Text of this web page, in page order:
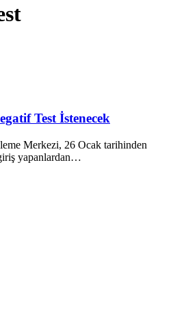
Test İstenecek
Merkezi, 26 Ocak tarihinden
yapanlardan…